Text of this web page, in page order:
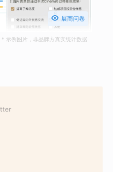
 展商问卷
* 示例图片，非品牌方真实统计数据